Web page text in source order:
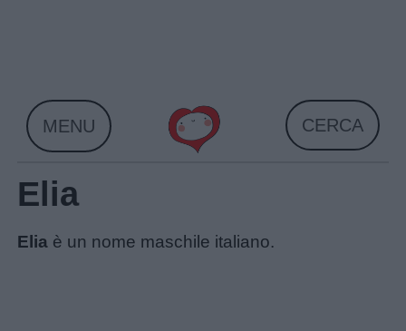
MENU CERCA
Elia
Elia è un nome maschile italiano.